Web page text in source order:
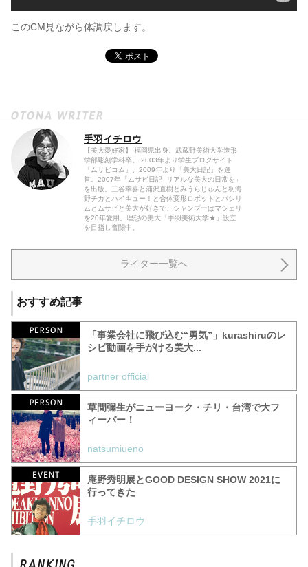
このCM見ながら体調戻します。
手羽イチロウ
【美大愛好家】 福岡県出身。武蔵野美術大学造形
学部彫刻学科卒。 2003年より学生ブログサイト
「ムサビコム」、2009年より「美大日記」を運
営。2007年「ムサビ日記 -リアルな美大の日常を」
を出版。三谷幸喜と浦沢直樹とみうらじゅんと羽海
野チカとハイキュー！と合体変形ロボットとパシリ
ムとムサビと美大が好きで、シャンプーはマシェリ
を20年愛用。理想の美大「手羽美術大学★」設立
を目指し奮闘中。
ライター一覧へ
おすすめ記事
「事業会社に飛び込む“勇気”」kurashiruのレ
シピ動画を手がける美大...
partner official
草間彌生がニューヨーク・チリ・台湾で大フ
ィーバー！
natsumiueno
庵野秀明展とGOOD DESIGN SHOW 2021に
行ってきた
手羽イチロウ